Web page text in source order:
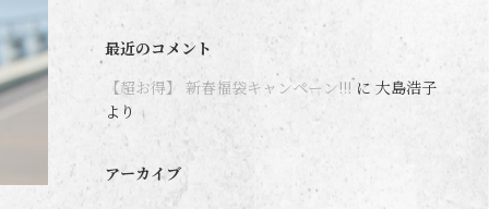
最近のコメント
【超お得】 新春福袋キャンペーン!!! に 大島浩子
より
アーカイブ